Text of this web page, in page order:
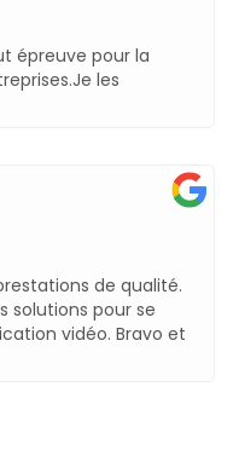
très
(la réalité
fois !).Je